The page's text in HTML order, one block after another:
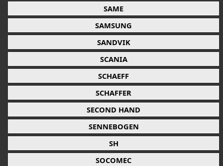
SAME
SAMSUNG
SANDVIK
SCANIA
SCHAEFF
SCHAFFER
SECOND HAND
SENNEBOGEN
SH
SOCOMEC